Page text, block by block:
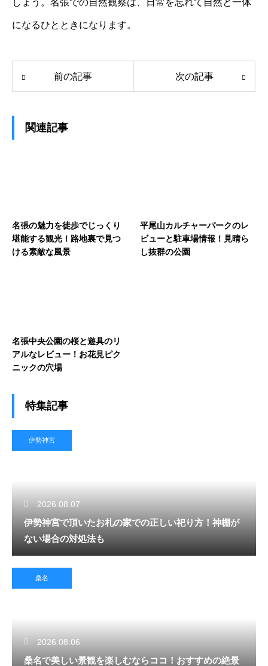
になるひとときになります。
前の記事 次の記事
関連記事
名張の魅力を徒歩でじっくり
堪能する観光！路地裏で見つ
ける素敵な風景
平尾山カルチャーパークのレ
ビューと駐車場情報！見晴ら
し抜群の公園
名張中央公園の桜と遊具のリ
アルなレビュー！お花見ピク
ニックの穴場
特集記事
伊勢神宮
2026.08.07
伊勢神宮で頂いたお札の家での正しい祀り方！神棚が
ない場合の対処法も
桑名
2026.08.06
桑名で美しい景観を楽しむならココ！おすすめの絶景